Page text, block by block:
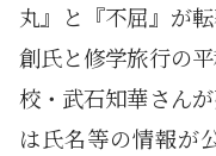
丸』と『不屈』が
創氏と修学旅行の
校・武石知華さん
は氏名等の情報が